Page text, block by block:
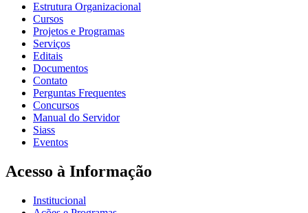
Estrutura Organizacional
Cursos
Projetos e Programas
Serviços
Editais
Documentos
Contato
Perguntas Frequentes
Concursos
Manual do Servidor
Siass
Eventos
Acesso à Informação
Institucional